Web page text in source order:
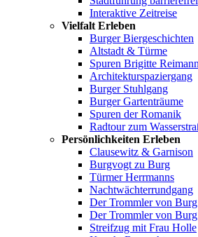
Interaktive Zeitreise
Vielfalt Erleben
Burger Biergeschichten
Altstadt & Türme
Spuren Brigitte Reimann
Architekturspaziergang
Burger Stuhlgang
Burger Gartenträume
Spuren der Romanik
Radtour zum
Persönlichkeiten Erleben
Clausewitz & Garnison
Burgvogt zu Burg
Türmer Herrmanns
Nachtwächterrundgang
Der Trommler von Burg
Der Trommler von
Streifzug mit Frau Holle